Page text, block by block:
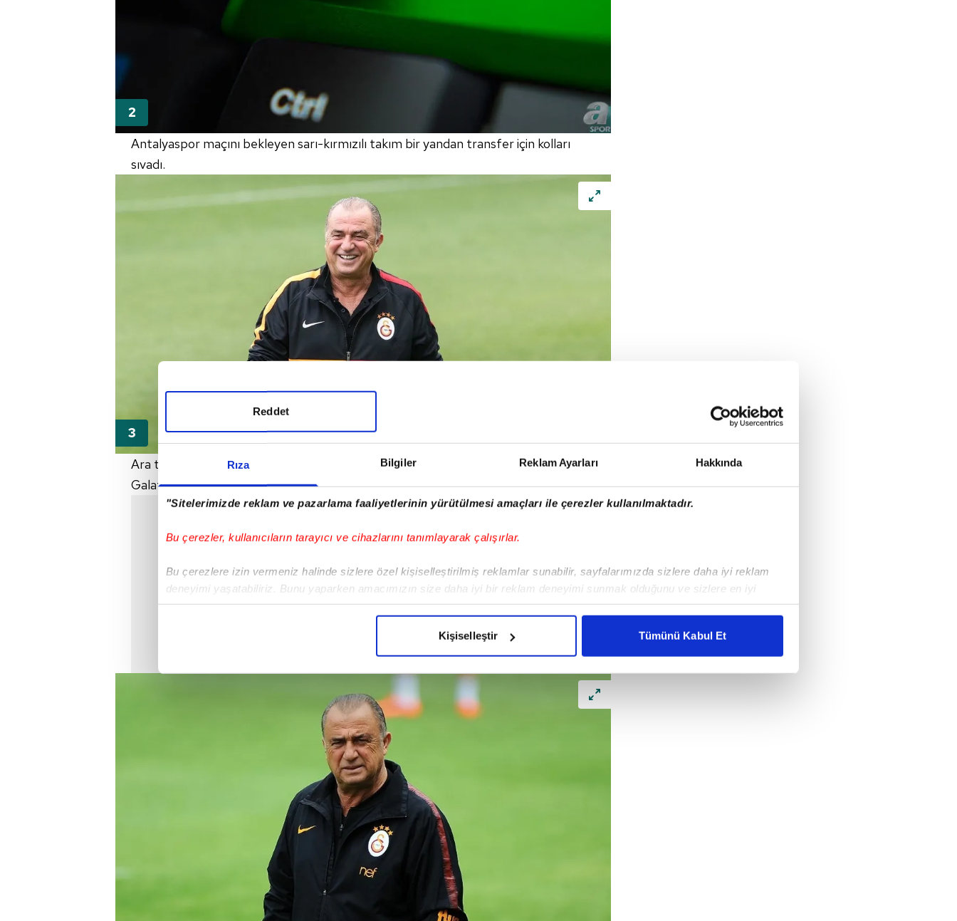
Rıza Bilgiler Reklam Ayarları Hakkında
"Sitelerimizde reklam ve pazarlama faaliyetlerinin yürütülmesi amaçları ile çerezler kullanılmaktadır.
Bu çerezler, kullanıcıların tarayıcı ve cihazlarını tanımlayarak çalışırlar.
Bu çerezlere izin vermeniz halinde sizlere özel kişiselleştirilmiş reklamlar sunabilir, sayfalarımızda sizlere daha iyi reklam
deneyimi yaşatabiliriz. Bunu yaparken amacımızın size daha iyi bir reklam deneyimi sunmak olduğunu ve sizlere en iyi
içerikleri sunabilmek adına elimizden gelen çabayı gösterdiğimizi ve bu noktada, reklamların maliyetlerimizi karşılamak
Her halükârda, kullanıcılar, bu çerezlere izin vermedikleri takdirde, kullanıcılara hedefli reklamlar gösterilmeyecektir."
Sizlere daha iyi bir hizmet sunabilmek için İnternet Sitemizde kendimize ve üçüncü kişilere ait çerezler kullanılmaktadır. Bu
çerezler vasıtasıyla çeşitli kişisel verileriniz işlenmekte olup gerekli olan çerezler bilgi toplumu hizmetlerinin sunulması
amacıyla kullanılmaktadır. Diğer çerezler, sitemizin daha işlevsel kılınması ve kişiselleştirilmesi ve sizlere yönelik
reklam/pazarlama faaliyetlerinin yapılması, amaçlarıyla sınırlı olarak açık rızanız dahilinde kullanılacaktır.
Çerezlere ilişkin tercihlerinizi aşağıda yer alan panel vasıtasıyla belirleyebilirsiniz. Çerezlere ilişkin detaylı bilgi için Ayarlar
Çerez Bilgilendirme Metnimizi
6698 sayılı Kişisel Verilerin Korunması Kanunu uyarınca hazırlanmış Aydınlatma Metnimizi okumak ve sitemizde ilgili
mevzuata uygun olarak kullanılan çerezlerle ilgili bilgi almak için lütfen
Reddet
Kişiselleştir Tümünü Kabul Et
Antalyaspor maçını bekleyen sarı-kırmızılı takım bir yandan transfer için kolları
sıvadı.
Ara transfer döneminde transfer yapmak için kaynak yaratmak isteyen
Galatasaray'a adeta yeni yıl piyangosu vuracak.